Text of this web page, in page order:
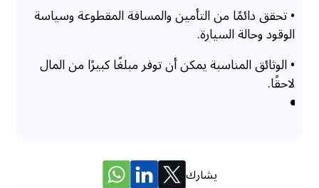
• تحقق دائمًا من التأمين والمسافة المقطوعة وسياسة
الوقود وحالة السيارة.
• الوثائق المناسبة يمكن أن توفر مبلغًا كبيرًا من المال
لاحقًا.
يشارك